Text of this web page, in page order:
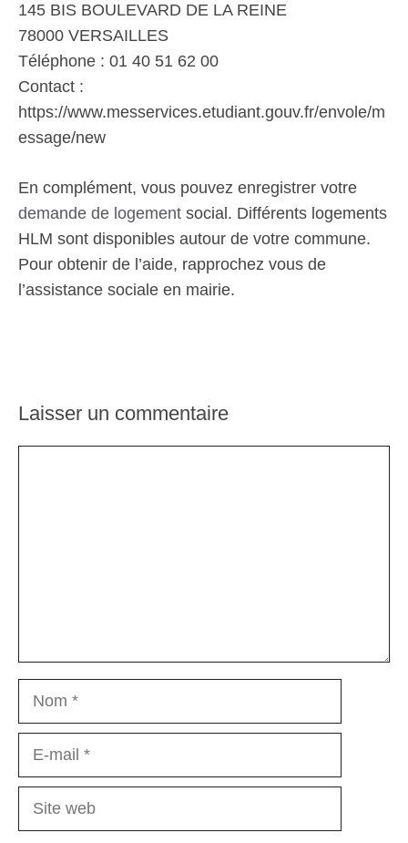
145 BIS BOULEVARD DE LA REINE
78000 VERSAILLES
Téléphone : 01 40 51 62 00
Contact :
https://www.messervices.etudiant.gouv.fr/envole/m
essage/new
En complément, vous pouvez enregistrer votre
demande de logement social. Différents logements
HLM sont disponibles autour de votre commune.
Pour obtenir de l’aide, rapprochez vous de
l’assistance sociale en mairie.
Laisser un commentaire
Nom
Site